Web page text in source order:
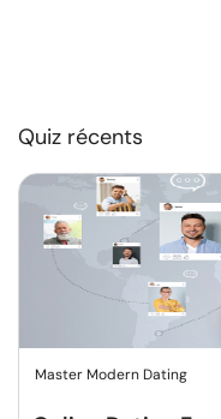
Quiz récents
Master Modern Dating